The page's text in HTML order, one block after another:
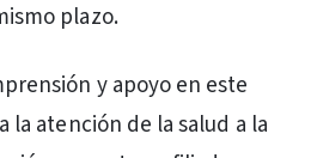
plazo.
y apoyo en este
atención de la salud a la